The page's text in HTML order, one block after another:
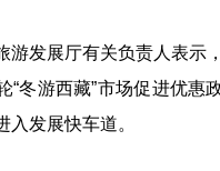
展厅有关负责人表示，
“冬游西藏”市场促进优惠
入发展快车道。